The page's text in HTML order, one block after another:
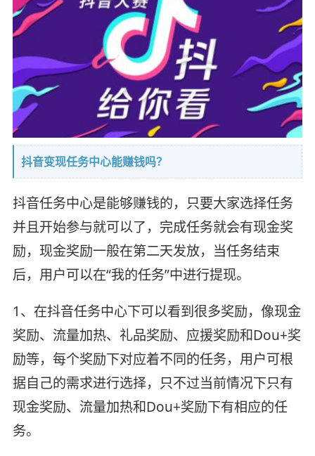
抖音变现任务中心能赚钱吗？
抖音任务中心是能够赚钱的，只要大家选择任务
并且开始参与就可以了，完成任务就会有现金奖
励，现金奖励一般在第二天发放，当任务结束
后，用户可以在“我的任务”中进行提现。
1、在抖音任务中心下可以看到很多奖励，像现金
奖励、流量加热、礼品奖励、应援奖励和Dou+奖
励等，每个奖励下对应着不同的任务，用户可根
据自己的需求进行选择，只不过当前情况下只有
现金奖励、流量加热和Dou+奖励下有相应的任
务。